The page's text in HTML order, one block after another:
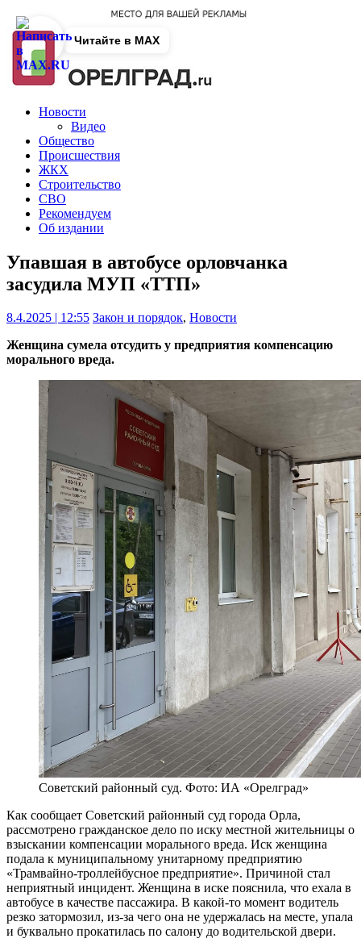
Новости
Видео
Общество
Происшествия
ЖКХ
Строительство
СВО
Рекомендуем
Об издании
Упавшая в автобусе орловчанка
засудила МУП «ТТП»
8.4.2025 | 12:55 Закон и порядок, Новости
Женщина сумела отсудить у предприятия компенсацию
морального вреда.
Советский районный суд. Фото: ИА «Орелград»
Как сообщает Советский районный суд города Орла,
рассмотрено гражданское дело по иску местной жительницы о
взыскании компенсации морального вреда. Иск женщина
подала к муниципальному унитарному предприятию
«Трамвайно-троллейбусное предприятие». Причиной стал
неприятный инцидент. Женщина в иске пояснила, что ехала в
автобусе в качестве пассажира. В какой-то момент водитель
резко затормозил, из-за чего она не удержалась на месте, упала
и буквально прокатилась по салону до водительской двери.
Читайте в MAX